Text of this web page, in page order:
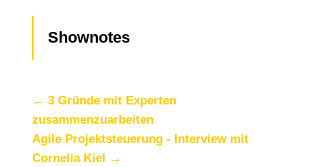
Shownotes
← 3 Gründe mit Experten
zusammenzuarbeiten
Agile Projektsteuerung - Interview mit
Cornelia Kiel →